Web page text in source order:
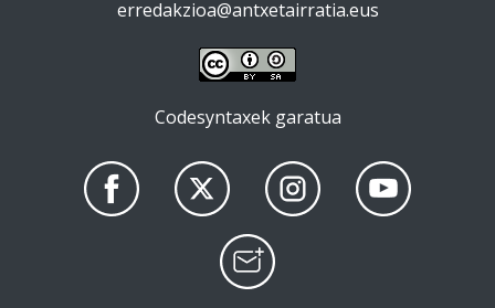
erredakzioa@antxetairratia.eus
Codesyntaxek garatua